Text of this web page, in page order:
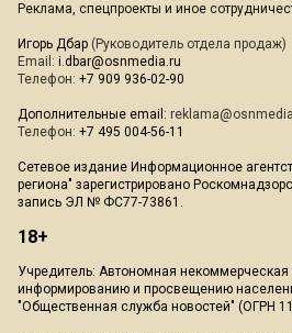
Реклама, спецпроекты и иное
Игорь Дбар (Руководитель отдела продаж)
Email: i.dbar@osnmedia.ru
Телефон: +7 909 936-02-90
Дополнительные email:
Телефон: +7 495 004-56-11
Сетевое издание Информационное
региона" зарегистрировано
запись ЭЛ № ФС77-73861.
18+
Учредитель: Автономная некоммерческая
информированию и просвещению
"Общественная служба новостей" (ОГРН